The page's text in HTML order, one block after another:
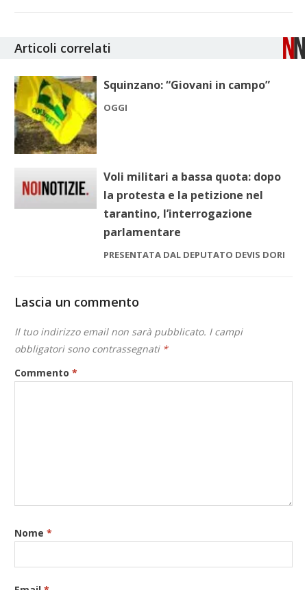
Articoli correlati
Squinzano: “Giovani in campo”
OGGI
Voli militari a bassa quota: dopo
la protesta e la petizione nel
tarantino, l’interrogazione
parlamentare
PRESENTATA DAL DEPUTATO DEVIS DORI
Lascia un commento
Il tuo indirizzo email non sarà pubblicato. I campi
obbligatori sono contrassegnati *
Commento*
Nome*